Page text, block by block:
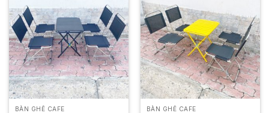
BÀN GHẾ CAFE BÀN GHẾ CAFE